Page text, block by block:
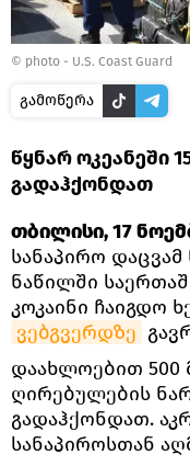
© photo - U.S. Coast Guard
გამოწერა
წყნარ ოკეანეში
გადაჰქონდათ
თბილისი, 17
სანაპირო
ნაწილში
კოკაინი ჩაიგდო
ვებგვერდზე
დაახლოებით
ღირებულების
გადაჰქონდათ.
სანაპიროსთან